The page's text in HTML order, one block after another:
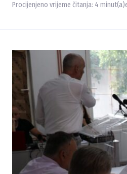
Procijenjeno vrijeme čitanja: 4